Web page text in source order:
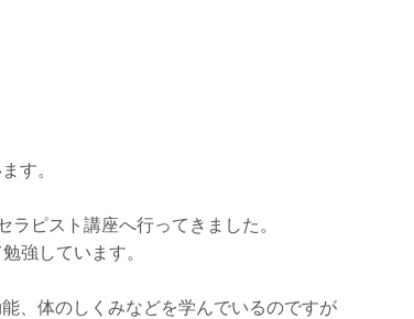
す。
ピスト講座へ行ってきました。
強しています。
、体のしくみなどを学んでいるのですが